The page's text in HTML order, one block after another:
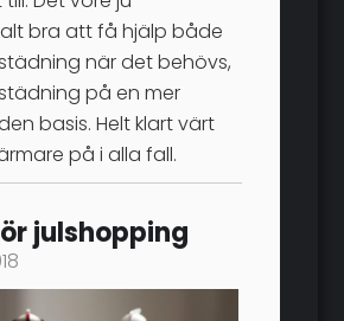
bra att få hjälp både
när det behövs,
på en mer
basis. Helt klart värt
på i alla fall.
julshopping